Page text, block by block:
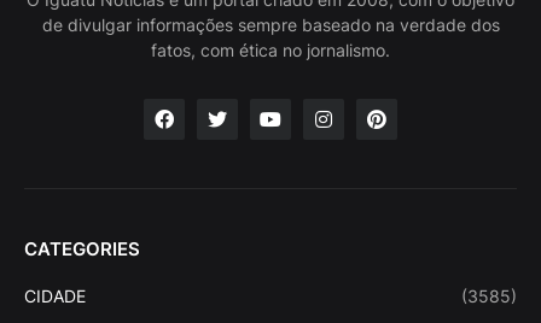
de divulgar informações sempre baseado na verdade dos
fatos, com ética no jornalismo.
CATEGORIES
CIDADE (3585)